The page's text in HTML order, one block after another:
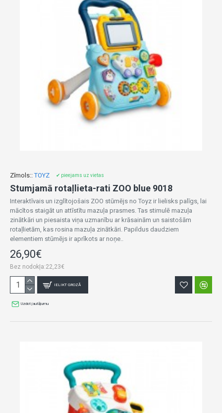
Zīmols:: TOYZ ✔ pieejams uz vietas
Stumjamā rotaļlieta-rati ZOO blue 9018
Interaktīvais un izglītojošais ZOO stūmējs no Toyz ir lielisks palīgs, lai
mācītos staigāt un attīstītu mazuļa prasmes. Tas stimulē mazuļa
zinātkāri un piesaista viņa uzmanību ar krāsainām un saistošām
rotaļlietām, kas rosina mazuļa zinātkāri. Papildus daudziem
elementiem stūmējs ir aprīkots ar noņe..
26,90€
Bez nodokļa:22,23€
IELIKT GROZĀ
Uzdot jautājumu